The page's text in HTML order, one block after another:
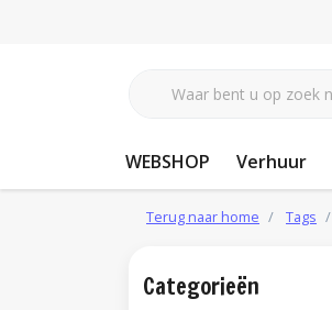
WEBSHOP Verhuur
Terug naar home Tags
Categorieën